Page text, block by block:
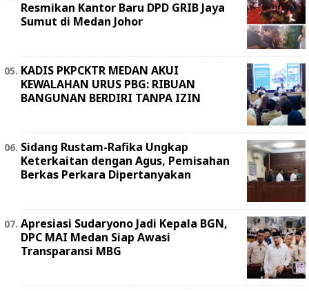
Resmikan Kantor Baru DPD GRIB Jaya
Sumut di Medan Johor
KADIS PKPCKTR MEDAN AKUI
KEWALAHAN URUS PBG: RIBUAN
BANGUNAN BERDIRI TANPA IZIN
Sidang Rustam-Rafika Ungkap
Keterkaitan dengan Agus, Pemisahan
Berkas Perkara Dipertanyakan
Apresiasi Sudaryono Jadi Kepala BGN,
DPC MAI Medan Siap Awasi
Transparansi MBG